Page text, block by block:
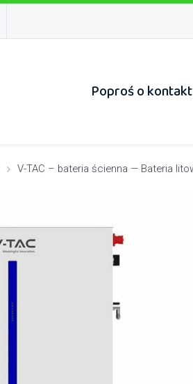
Poproś o kontakt
V-TAC – bateria ścienna — Bateria